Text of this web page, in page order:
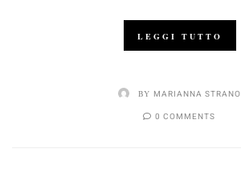
LEGGI TUTTO
BY MARIANNA STRANO
0 COMMENTS